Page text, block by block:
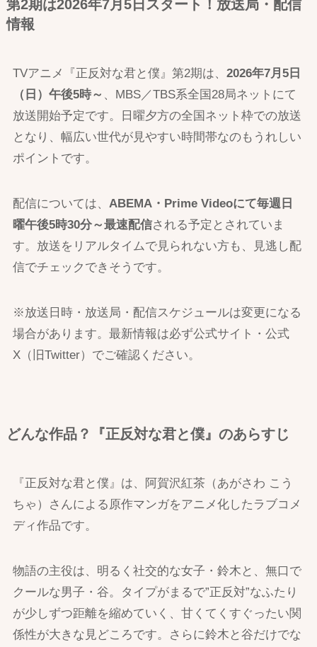
第2期は2026年7月5日スタート！放送局・配信
情報
TVアニメ『正反対な君と僕』第2期は、 2026年7月5日
（日）午後5時～ 、MBS／TBS系全国28局ネットにて
放送開始予定です。日曜夕方の全国ネット枠での放送
となり、幅広い世代が見やすい時間帯なのもうれしい
ポイントです。
配信については、 ABEMA・Prime Videoにて毎週日
曜午後5時30分～最速配信される予定とされていま
す。放送をリアルタイムで見られない方も、見逃し配
信でチェックできそうです。
※放送日時・放送局・配信スケジュールは変更になる
場合があります。最新情報は必ず公式サイト・公式
X（旧Twitter）でご確認ください。
どんな作品？『正反対な君と僕』のあらすじ
『正反対な君と僕』は、阿賀沢紅茶（あがさわ こう
ちゃ）さんによる原作マンガをアニメ化したラブコメ
ディ作品です。
物語の主役は、明るく社交的な女子・鈴木と、無口で
クールな男子・谷。タイプがまるで”正反対”なふたり
が少しずつ距離を縮めていく、甘くてくすぐったい関
係性が大きな見どころです。さらに鈴木と谷だけでな